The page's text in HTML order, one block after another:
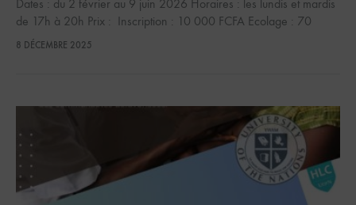
Dates : du 2 février au 9 juin 2026 Horaires : les lundis et mardis
de 17h à 20h Prix : Inscription : 10 000 FCFA Ecolage : 70
000…
8 DÉCEMBRE 2025